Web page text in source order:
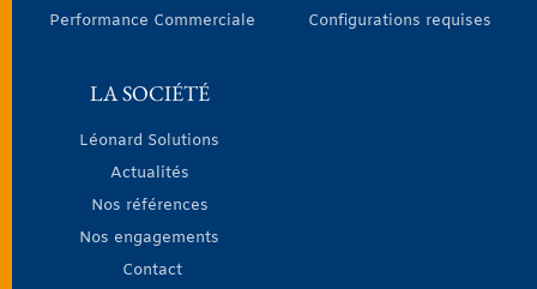
Performance Commerciale
Configurations requises
LA SOCIÉTÉ
Léonard Solutions
Actualités
Nos références
Nos engagements
Contact